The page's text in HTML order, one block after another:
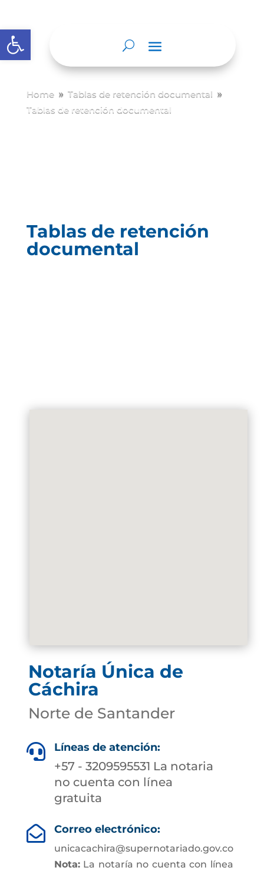
Abrir barra de herramientas
Home 9 Tablas de retención documental 9
Tablas de retención documental
Tablas de retención
documental
Notaría Única de
Cáchira
Norte de Santander
 Líneas de atención:
+57 - 3209595531 La notaria
no cuenta con línea
gratuita
 Correo electrónico:
unicacachira@supernotariado.gov.co
Nota:La notaría no cuenta con línea